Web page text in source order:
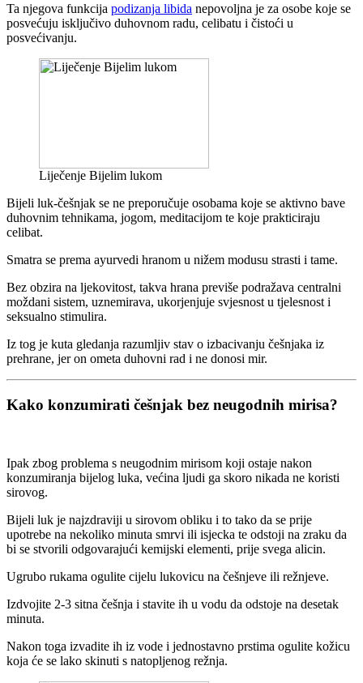
Ta njegova funkcija podizanja libida nepovoljna je za osobe koje se
posvećuju isključivo duhovnom radu, celibatu i čistoći u
posvećivanju.
Liječenje Bijelim lukom
Bijeli luk-češnjak se ne preporučuje osobama koje se aktivno bave
duhovnim tehnikama, jogom, meditacijom te koje prakticiraju
celibat.
Smatra se prema ayurvedi hranom u nižem modusu strasti i tame.
Bez obzira na ljekovitost, takva hrana previše podražava centralni
moždani sistem, uznemirava, ukorjenjuje svjesnost u tjelesnost i
seksualno stimulira.
Iz tog je kuta gledanja razumljiv stav o izbacivanju češnjaka iz
prehrane, jer on ometa duhovni rad i ne donosi mir.
Kako konzumirati češnjak bez neugodnih mirisa?
Ipak zbog problema s neugodnim mirisom koji ostaje nakon
konzumiranja bijelog luka, većina ljudi ga skoro nikada ne koristi
sirovog.
Bijeli luk je najzdraviji u sirovom obliku i to tako da se prije
upotrebe na nekoliko minuta smrvi ili isjecka te odstoji na zraku da
bi se stvorili odgovarajući kemijski elementi, prije svega alicin.
Ugrubo rukama ogulite cijelu lukovicu na češnjeve ili režnjeve.
Izdvojite 2-3 sitna češnja i stavite ih u vodu da odstoje na desetak
minuta.
Nakon toga izvadite ih iz vode i jednostavno prstima ogulite kožicu
koja će se lako skinuti s natopljenog režnja.